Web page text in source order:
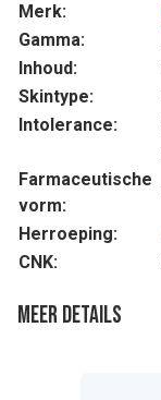
Merk:
Gamma:
Inhoud:
Skintype:
Intolerance:
Farmaceutische
vorm:
Herroeping:
CNK:
Meer details